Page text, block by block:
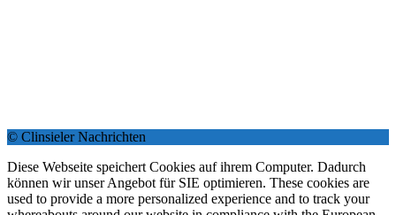
© Clinsieler Nachrichten
Diese Webseite speichert Cookies auf ihrem Computer. Dadurch
können wir unser Angebot für SIE optimieren. These cookies are
used to provide a more personalized experience and to track your